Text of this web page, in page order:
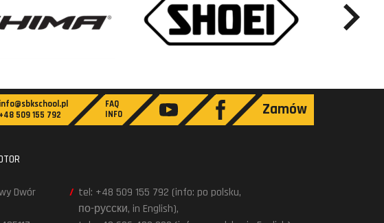
info@sbkschool.pl
+48 509 155 792
FAQ
INFO
Zamów
Dwór
tel: +48 509 155 792 (info: po polsku,
по-русски, in English),